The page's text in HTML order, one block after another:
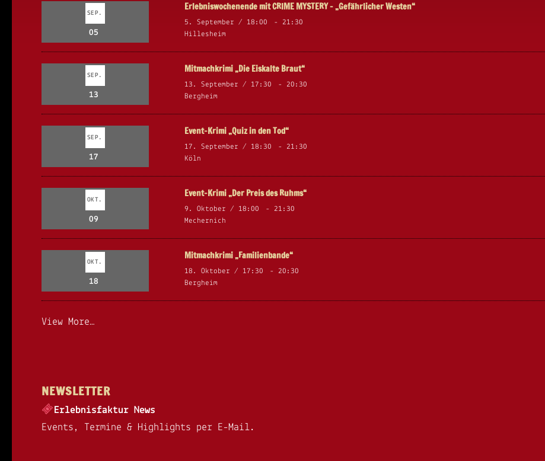
SEP.
05
Erlebniswochenende mit CRIME MYSTERY – „Gefährlicher Westen“
5. September / 18:00 - 21:30
Hillesheim
SEP.
13
Mitmachkrimi „Die Eiskalte Braut“
13. September / 17:30 - 20:30
Bergheim
SEP.
17
Event-Krimi „Quiz in den Tod“
17. September / 18:30 - 21:30
Köln
OKT.
09
Event-Krimi „Der Preis des Ruhms“
9. Oktober / 18:00 - 21:30
Mechernich
OKT.
18
Mitmachkrimi „Familienbande“
18. Oktober / 17:30 - 20:30
Bergheim
View More…
NEWSLETTER
Erlebnisfaktur News
Events, Termine & Highlights per E-Mail.